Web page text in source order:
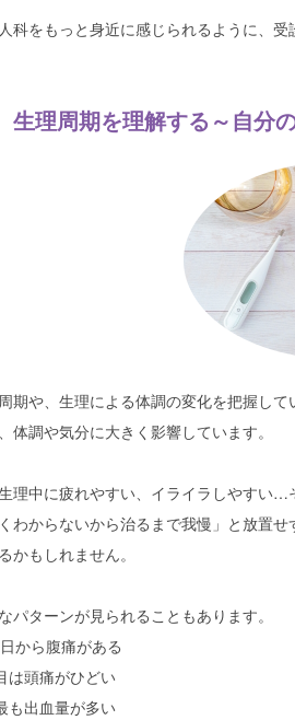
科をもっと身近に感じられるように、
生理周期を理解する～自分
期や、生理による体調の変化を把握して
体調や気分に大きく影響しています。
理中に疲れやすい、イライラしやすい
くわからないから治るまで我慢」と放置
かもしれません。
パターンが見られることもあります。
から腹痛がある
は頭痛がひどい
も出血量が多い